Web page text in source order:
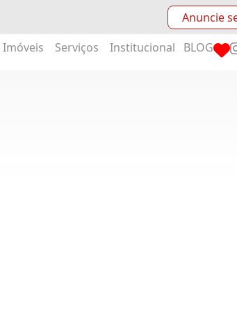
Anuncie
Imóveis Serviços Institucional BLOG